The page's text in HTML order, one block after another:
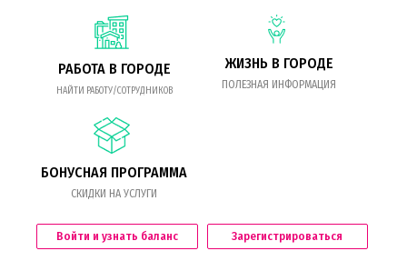
РАБОТА В ГОРОДЕ
НАЙТИ РАБОТУ/СОТРУДНИКОВ
ЖИЗНЬ В ГОРОДЕ
ПОЛЕЗНАЯ ИНФОРМАЦИЯ
БОНУСНАЯ ПРОГРАММА
СКИДКИ НА УСЛУГИ
Войти и узнать баланс Зарегистрироваться